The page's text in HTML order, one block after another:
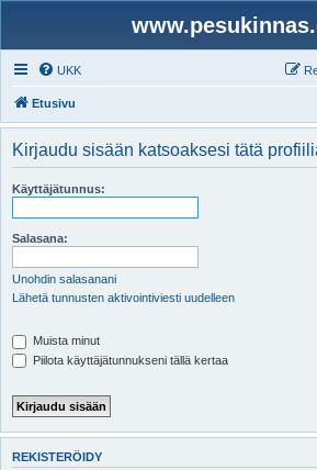
UKK
Etusivu
Kirjaudu sisään katsoaksesi tätä
Käyttäjätunnus:
Salasana:
Unohdin salasanani
Lähetä tunnusten aktivointiviesti uudelleen
Muista minut
Piilota käyttäjätunnukseni tällä kertaa
REKISTERÖIDY